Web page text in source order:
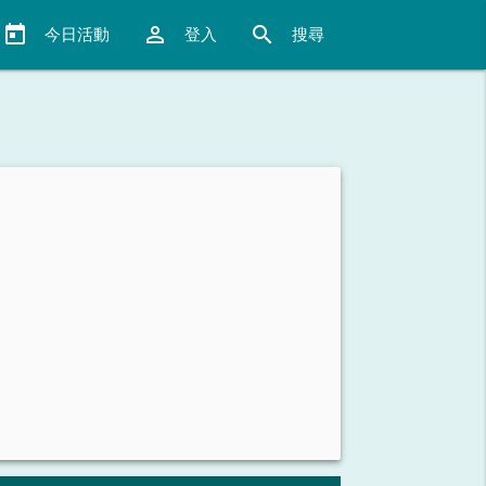
今日活動
today 登入
perm_identity 搜尋
search